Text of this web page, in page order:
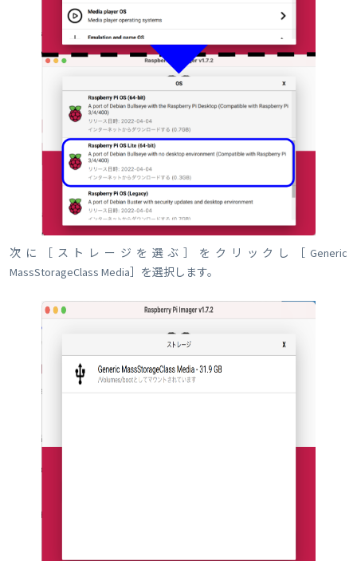
次に［ストレージを選ぶ］をクリックし［Generic
MassStorageClass Media］を選択します。